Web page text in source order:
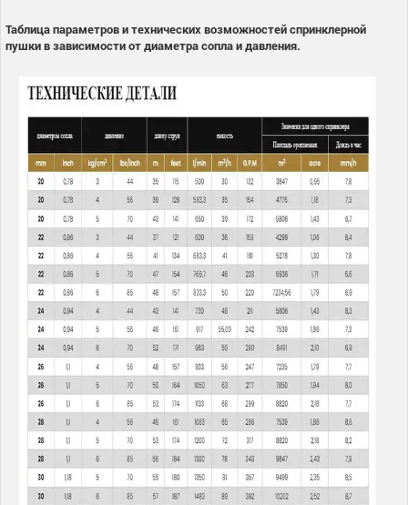
Таблица параметров и технических возможностей спринклерной
пушки в зависимости от диаметра сопла и давления.